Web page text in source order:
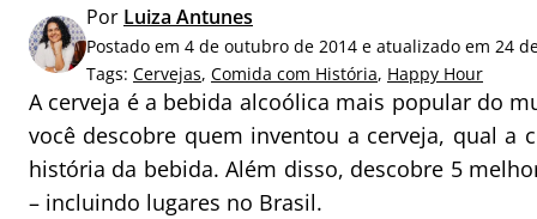
a
r
p
o
r
:
Por Luiza Antunes
Postado em 4 de outubro de 2014 e atualizado em 24
Tags: Cervejas, Comida com História, Happy Hour
A cerveja é a bebida alcoólica mais popular do
você descobre quem inventou a cerveja, qual a
história da bebida. Além disso, descobre 5
– incluindo lugares no Brasil.